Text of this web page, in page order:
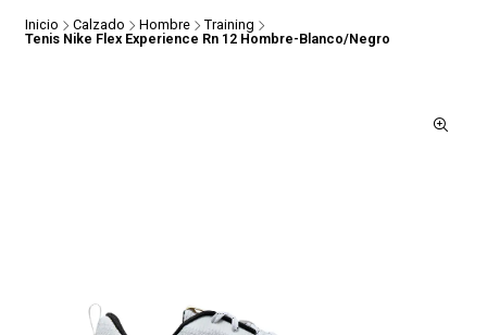
Inicio Calzado Hombre
Training
Tenis Nike Flex Experience Rn 12 Hombre-Blanco/Negro